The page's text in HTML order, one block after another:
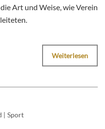
Art und Weise, wie Verein
Weiterlesen
| Sport